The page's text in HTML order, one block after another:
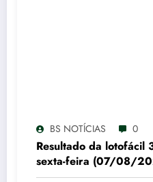
BS NOTÍCIAS 0
Resultado da lotofácil
sexta-feira (07/08/